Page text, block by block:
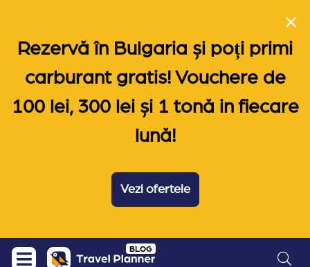
Rezervă în Bulgaria și poți primi
carburant gratis! Vouchere de
100 lei, 300 lei și 1 tonă in fiecare
lună!
Vezi ofertele
Skip
BLOG